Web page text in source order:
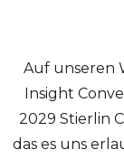
Auf unseren
Insight
2029 Stierlin
das es uns